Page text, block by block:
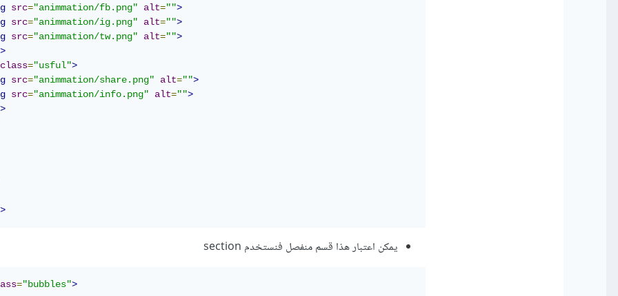
src="animmation/fb.png" alt="">
src="animmation/ig.png" alt="">
src="animmation/tw.png" alt="">
class="usful">
src="animmation/share.png" alt="">
src="animmation/info.png" alt="">
يمكن اعتبار هذا قسم منفصل فنستخدم section
="bubbles">